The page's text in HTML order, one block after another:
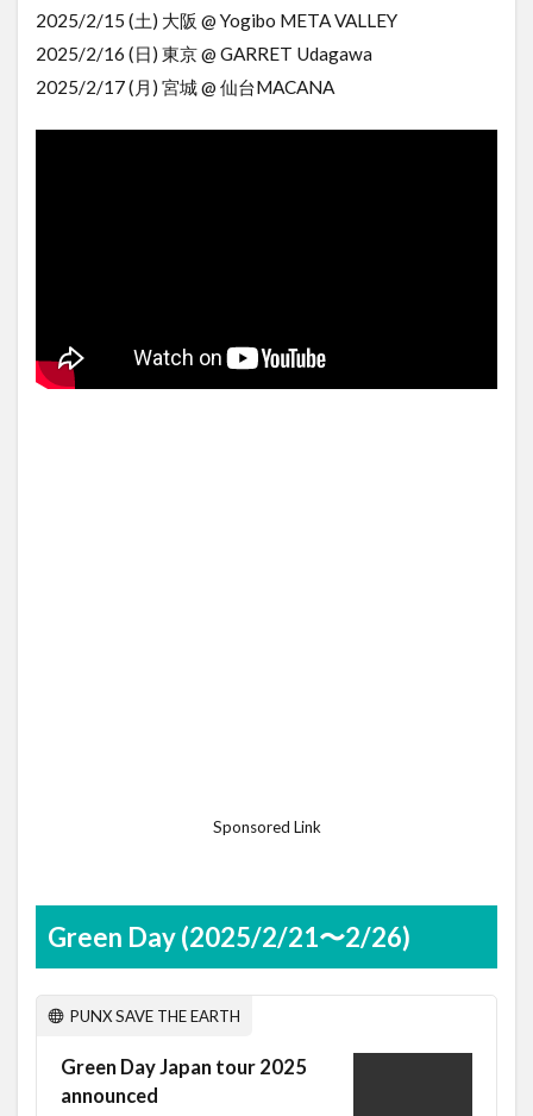
2025/2/15 (土) 大阪 @ Yogibo META VALLEY
2025/2/16 (日) 東京 @ GARRET Udagawa
2025/2/17 (月) 宮城 @ 仙台MACANA
Sponsored Link
Green Day (2025/2/21〜2/26)
PUNX SAVE THE EARTH
Green Day Japan tour 2025
announced